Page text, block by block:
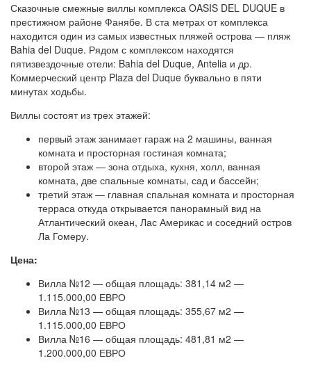
Сказочные смежные виллы комплекса OASIS DEL DUQUE в
престижном районе Фанябе. В ста метрах от комплекса
находится один из самых известных пляжей острова — пляж
Bahia del Duque. Рядом с комплексом находятся
пятизвездочные отели: Bahia del Duque, Antelia и др.
Коммерческий центр Plaza del Duque буквально в пяти
минутах ходьбы.
Виллы состоят из трех этажей:
первый этаж занимает гараж на 2 машины, ванная
комната и просторная гостиная комната;
второй этаж — зона отдыха, кухня, холл, ванная
комната, две спальные комнаты, сад и бассейн;
третий этаж — главная спальная комната и просторная
терраса откуда открывается панорамный вид на
Атлантический океан, Лас Америкас и соседний остров
Ла Гомеру.
Цена:
Вилла №12 — общая площадь: 381,14 м2 —
1.115.000,00 ЕВРО
Вилла №13 — общая площадь: 355,67 м2 —
1.115.000,00 ЕВРО
Вилла №16 — общая площадь: 481,81 м2 —
1.200.000,00 ЕВРО